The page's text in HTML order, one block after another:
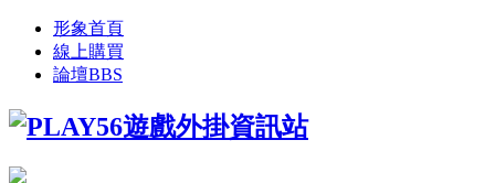
形象首頁
線上購買
論壇BBS